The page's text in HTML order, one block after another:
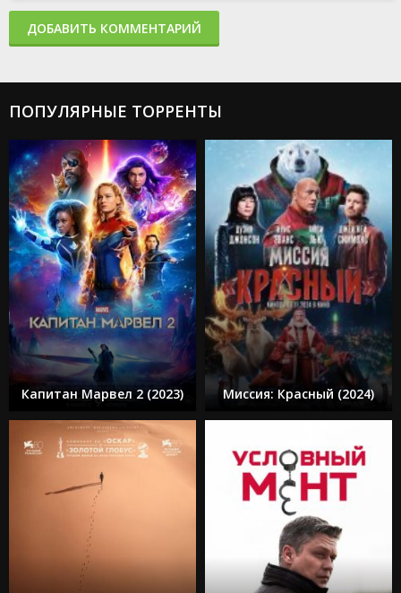
ДОБАВИТЬ КОММЕНТАРИЙ
ПОПУЛЯРНЫЕ ТОРРЕНТЫ
Капитан Марвел 2 (2023) Миссия: Красный (2024)